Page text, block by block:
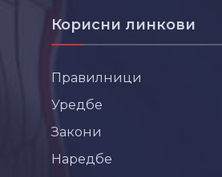
Корисни линкови
Правилници
Уредбе
Закони
Наредбе